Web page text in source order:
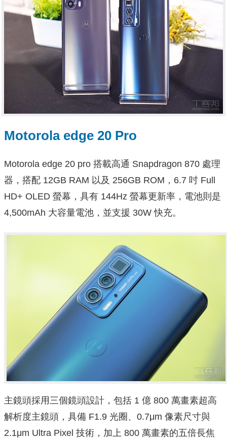
Motorola edge 20 Pro
Motorola edge 20 pro 搭載高通 Snapdragon 870 處理
器，搭配 12GB RAM 以及 256GB ROM，6.7 吋 Full
HD+ OLED 螢幕，具有 144Hz 螢幕更新率，電池則是
4,500mAh 大容量電池，並支援 30W 快充。
主鏡頭採用三個鏡頭設計，包括 1 億 800 萬畫素超高
解析度主鏡頭，具備 F1.9 光圈、0.7μm 像素尺寸與
2.1μm Ultra Pixel 技術，加上 800 萬畫素的五倍長焦